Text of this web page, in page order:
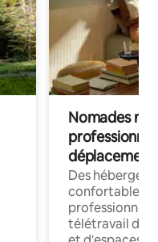
Nomades
déplacement
Des
confortables
professionnels
télétravail